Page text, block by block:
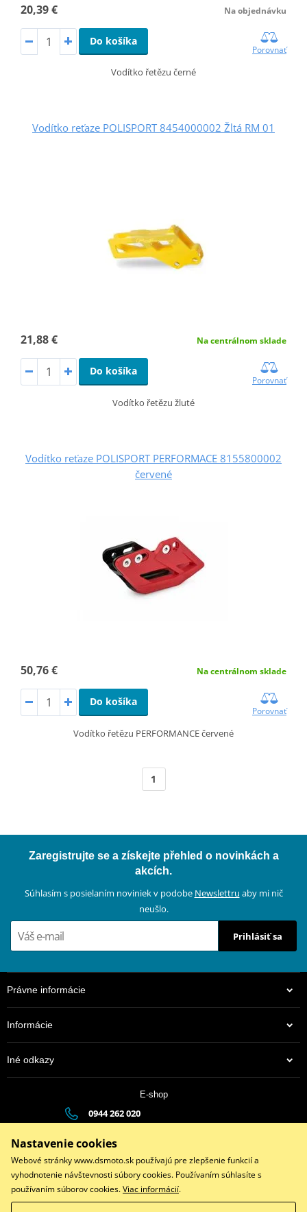
20,39 € Na objednávku
Do košíka
Porovnať
Vodítko řetězu černé
Vodítko reťaze POLISPORT 8454000002 Žltá RM 01
21,88 € Na centrálnom sklade
Do košíka
Porovnať
Vodítko řetězu žluté
Vodítko reťaze POLISPORT PERFORMACE 8155800002
červené
50,76 € Na centrálnom sklade
Do košíka
Porovnať
Vodítko řetězu PERFORMANCE červené
1
Zaregistrujte se a získejte přehled o novinkách a
akcích.
Súhlasím s posielaním noviniek v podobe Newslettru aby mi nič
neušlo.
Prihlásiť sa
Právne informácie
Informácie
Iné odkazy
E-shop
0944 262 020
Po-Pia (8:00 - 17:00) | So (9:00 - 12:00)
Facebook Instagram
Nastavenie cookies
Webové stránky www.dsmoto.sk používajú pre zlepšenie funkcií a
vyhodnotenie návštevnosti súbory cookies. Používaním súhlasíte s
používaním súborov cookies.Viac informácií.